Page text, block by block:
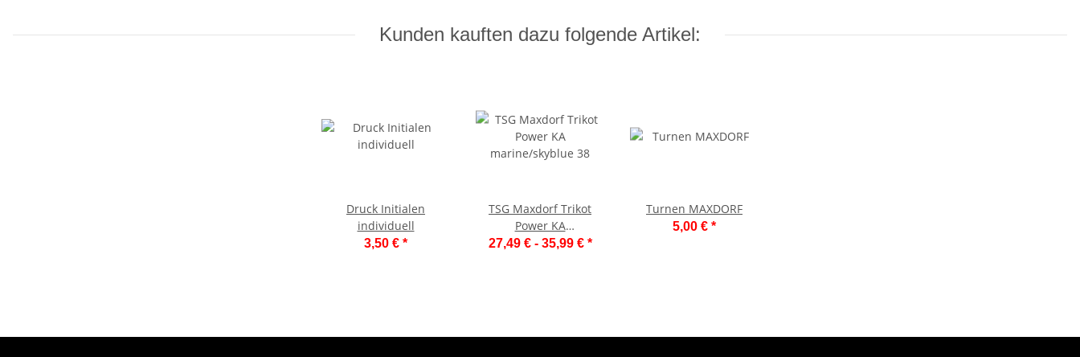
Kunden kauften dazu folgende Artikel:
Druck Initialen
individuell
3,50 € *
TSG Maxdorf Trikot
Power KA
marine/skyblue 38
27,49 € - 35,99 € *
Turnen MAXDORF
5,00 € *